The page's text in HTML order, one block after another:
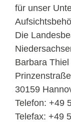
für unser
Die
Barbara Thiel
30159
Telefon: +49
Telefax: +49